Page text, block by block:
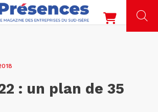
: un plan de 35